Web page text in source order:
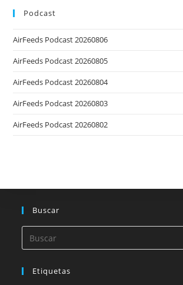
Podcast
AirFeeds Podcast 20260806
AirFeeds Podcast 20260805
AirFeeds Podcast 20260804
AirFeeds Podcast 20260803
AirFeeds Podcast 20260802
Buscar
Etiquetas